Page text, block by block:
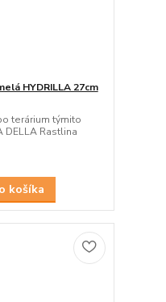
HYDRILLA 27cm
terárium týmito
DELLA Rastlina
košíka